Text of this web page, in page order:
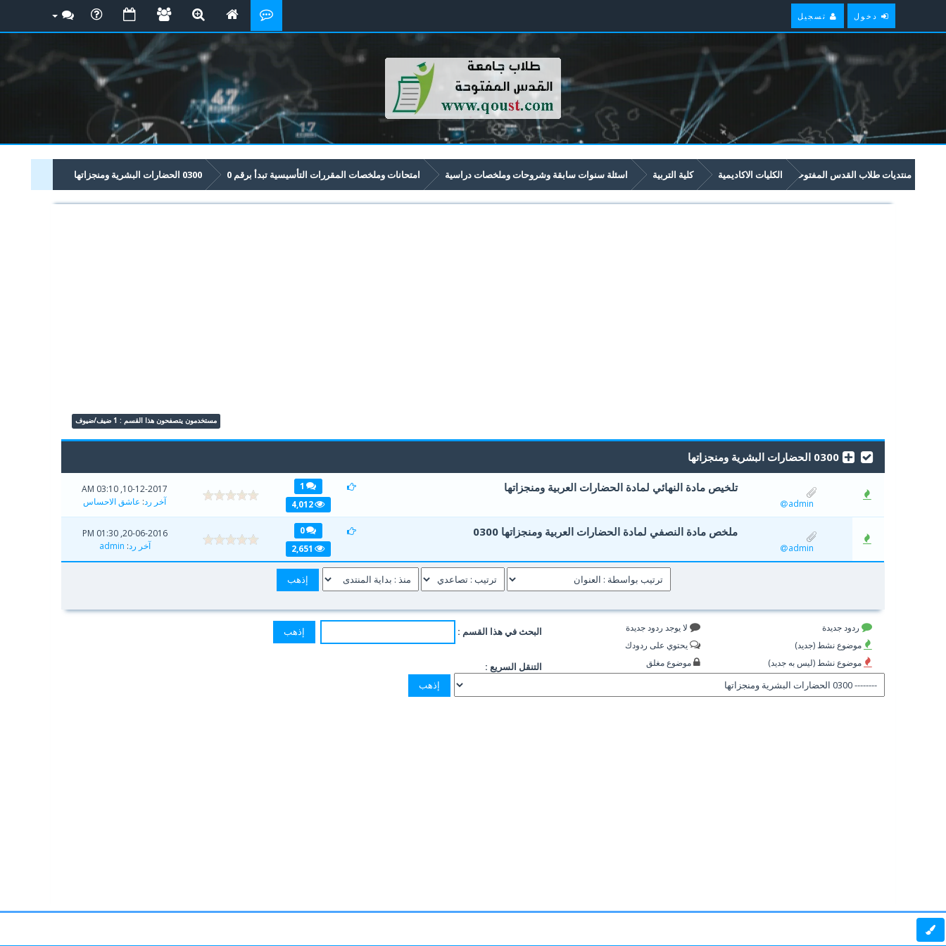
دخول تسجيل
منتديات طلاب القدس المفتوحة الكليات الاكاديمية كلية التربية اسئلة سنوات سابقة وشروحات وملخصات دراسية امتحانات وملخصات المقررات التأسيسية تبدأ برقم 0 0300 الحضارات البشرية ومنجزاتها
مستخدمون يتصفحون هذا القسم : 1 ضيف/ضيوف
0300 الحضارات البشرية ومنجزاتها
تلخيص مادة النهائي لمادة الحضارات العربية ومنجزاتها
admin
1
4,012
0 أصوات - 0 من معدل 5 أصوات 1234 5
10-12-2017, 03:10 AM
آخر رد: عاشق الاحساس
ملخص مادة النصفي لمادة الحضارات العربية ومنجزاتها 0300
admin
0
2,651
0 أصوات - 0 من معدل 5 أصوات 123 45
20-06-2016, 01:30 PM
آخر رد:
admin
ردود جديدة
موضوع نشط (جديد)
موضوع نشط (ليس به جديد)
لا يوجد ردود جديدة
يحتوي على ردودك
موضوع مغلق
البحث في هذا القسم :
التنقل السريع :